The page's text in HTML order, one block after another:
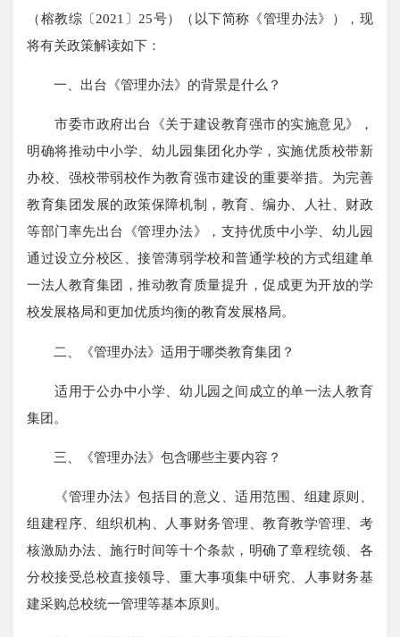
（榕教综〔2021〕25号）（以下简称《管理办法》），现
将有关政策解读如下：
一、出台《管理办法》的背景是什么？
市委市政府出台《关于建设教育强市的实施意见》，
明确将推动中小学、幼儿园集团化办学，实施优质校带新
办校、强校带弱校作为教育强市建设的重要举措。为完善
教育集团发展的政策保障机制，教育、编办、人社、财政
等部门率先出台《管理办法》，支持优质中小学、幼儿园
通过设立分校区、接管薄弱学校和普通学校的方式组建单
一法人教育集团，推动教育质量提升，促成更为开放的学
校发展格局和更加优质均衡的教育发展格局。
二、《管理办法》适用于哪类教育集团？
适用于公办中小学、幼儿园之间成立的单一法人教育
集团。
三、《管理办法》包含哪些主要内容？
《管理办法》包括目的意义、适用范围、组建原则、
组建程序、组织机构、人事财务管理、教育教学管理、考
核激励办法、施行时间等十个条款，明确了章程统领、各
分校接受总校直接领导、重大事项集中研究、人事财务基
建采购总校统一管理等基本原则。